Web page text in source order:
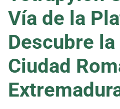
Vía de la
Descubre
Ciudad